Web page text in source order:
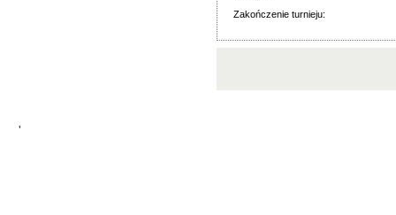
Zakończenie turnieju:
'